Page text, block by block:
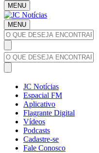
MENU
MENU
JC Notícias
Espacial FM
Aplicativo
Flagrante Digital
Vídeos
Podcasts
Cadastre-se
Fale Conosco